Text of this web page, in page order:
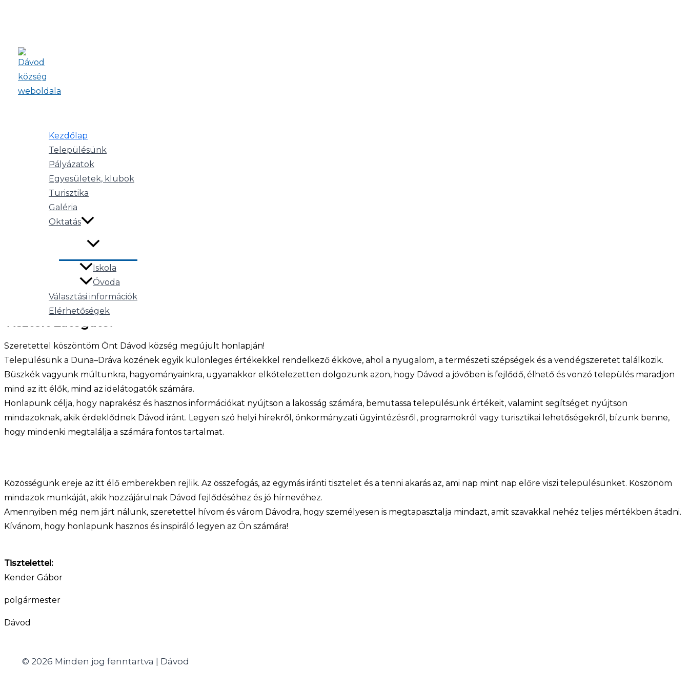
Kezdőlap
Településünk
Pályázatok
Egyesületek, klubok
Turisztika
Galéria
Oktatás
Iskola
Óvoda
Választási információk
Elérhetőségek
Köszöntjük Dávod község weboldalán!
Településről bővebben
Önkormányzat ->
Aktuális hírek->
„Harmóniában a természettel, otthon az Alföldön.”
Tisztelt Látogató!
Szeretettel köszöntöm Önt Dávod község megújult honlapján!
Településünk a Duna–Dráva közének egyik különleges értékekkel rendelkező ékköve, ahol a nyugalom, a természeti szépségek és a vendégszeretet találkozik.
Büszkék vagyunk múltunkra, hagyományainkra, ugyanakkor elkötelezetten dolgozunk azon, hogy Dávod a jövőben is fejlődő, élhető és vonzó település maradjon
mind az itt élők, mind az idelátogatók számára.
Honlapunk célja, hogy naprakész és hasznos információkat nyújtson a lakosság számára, bemutassa településünk értékeit, valamint segítséget nyújtson
mindazoknak, akik érdeklődnek Dávod iránt. Legyen szó helyi hírekről, önkormányzati ügyintézésről, programokról vagy turisztikai lehetőségekről, bízunk benne,
hogy mindenki megtalálja a számára fontos tartalmat.
Közösségünk ereje az itt élő emberekben rejlik. Az összefogás, az egymás iránti tisztelet és a tenni akarás az, ami nap mint nap előre viszi településünket. Köszönöm
mindazok munkáját, akik hozzájárulnak Dávod fejlődéséhez és jó hírnevéhez.
Amennyiben még nem járt nálunk, szeretettel hívom és várom Dávodra, hogy személyesen is megtapasztalja mindazt, amit szavakkal nehéz teljes mértékben átadni.
Kívánom, hogy honlapunk hasznos és inspiráló legyen az Ön számára!
Tisztelettel:
Kender Gábor
polgármester
Dávod
© 2026 Minden jog fenntartva | Dávod